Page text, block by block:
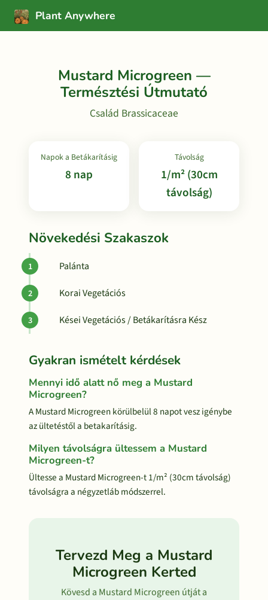
Plant Anywhere
Mustard Microgreen —
Természtési Útmutató
Család Brassicaceae
Napok a Betákarításig
8 nap
Távolság
1/m² (30cm
távolság)
Növekedési Szakaszok
Palánta
Korai Vegetációs
Kései Vegetációs / Betákarításra Kész
Gyakran ismételt kérdések
Mennyi idő alatt nő meg a Mustard
Microgreen?
A Mustard Microgreen körülbelül 8 napot vesz igénybe
az ültetéstől a betakarításig.
Milyen távolságra ültessem a Mustard
Microgreen-t?
Ültesse a Mustard Microgreen-t 1/m² (30cm távolság)
távolságra a négyzetláb módszerrel.
Tervezd Meg a Mustard
Microgreen Kerted
Kövesd a Mustard Microgreen útját a